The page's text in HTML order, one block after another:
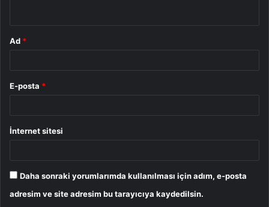
Ad *
E-posta *
İnternet sitesi
Daha sonraki yorumlarımda kullanılması için adım, e-posta
adresim ve site adresim bu tarayıcıya kaydedilsin.